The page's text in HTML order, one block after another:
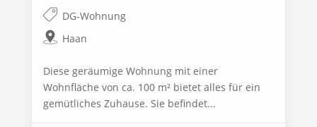
DG-Wohnung
Haan
Diese geräumige Wohnung mit einer
Wohnfläche von ca. 100 m² bietet alles für ein
gemütliches Zuhause. Sie befindet...